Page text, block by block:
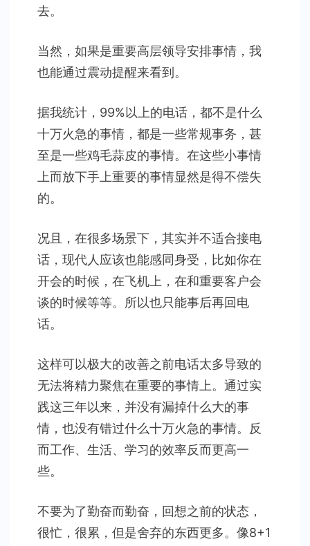
去。
当然，如果是重要高层领导安排事情，我
也能通过震动提醒来看到。
据我统计，99%以上的电话，都不是什么
十万火急的事情，都是一些常规事务，甚
至是一些鸡毛蒜皮的事情。在这些小事情
上而放下手上重要的事情显然是得不偿失
的。
况且，在很多场景下，其实并不适合接电
话，现代人应该也能感同身受，比如你在
开会的时候，在飞机上，在和重要客户会
谈的时候等等。所以也只能事后再回电
话。
这样可以极大的改善之前电话太多导致的
无法将精力聚焦在重要的事情上。通过实
践这三年以来，并没有漏掉什么大的事
情，也没有错过什么十万火急的事情。反
而工作、生活、学习的效率反而更高一
些。
不要为了勤奋而勤奋，回想之前的状态，
很忙，很累，但是舍弃的东西更多。像8+1